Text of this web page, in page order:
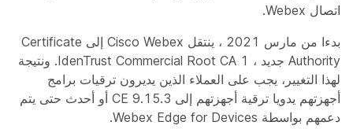
اتصال Webex.
بدءا من مارس 2021 ، ينتقل Cisco Webex إلى Certificate
Authority جديد ، IdenTrust Commercial Root CA 1. ونتيجة
لهذا التغيير، يجب على العملاء الذين يديرون ترقيات برامج
أجهزتهم يدويا ترقية أجهزتهم إلى CE 9.15.3 أو أحدث حتى يتم
دعمهم بواسطة Webex Edge for Devices.